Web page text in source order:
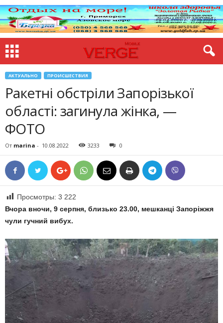
АКТУАЛЬНО ПРОИСШЕСТВИЯ
Ракетні обстріли Запорізької
області: загинула жінка, —
ФОТО
От marina - 10.08.2022 3233 0
Просмотры: 3 222
Вчора вночи, 9 серпня, близько 23.00, мешканці Запоріжжя
чули гучний вибух.